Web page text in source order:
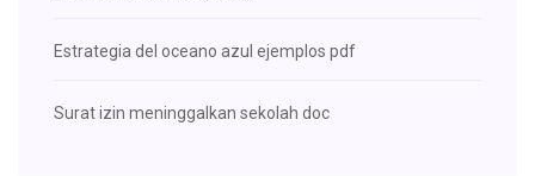
Estrategia del oceano azul ejemplos pdf
Surat izin meninggalkan sekolah doc